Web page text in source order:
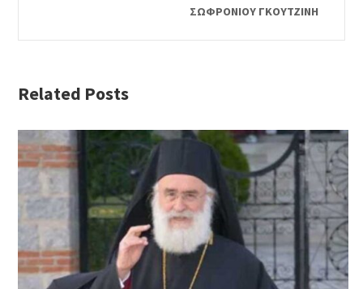
ΣΩΦΡΟΝΙΟΥ ΓΚΟΥΤΖΙΝΗ
Related Posts